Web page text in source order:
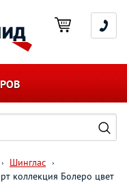
Шинглас
коллекция Болеро цвет